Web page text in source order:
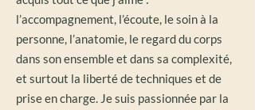
l’accompagnement, l’écoute, le soin à la
personne, l’anatomie, le regard du corps
dans son ensemble et dans sa complexité,
et surtout la liberté de techniques et de
prise en charge. Je suis passionnée par la